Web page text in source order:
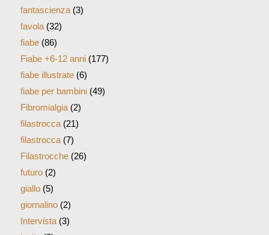
fantascienza(3)
favola(32)
fiabe(86)
Fiabe +6-12 anni(177)
fiabe illustrate(6)
fiabe per bambini(49)
Fibromialgia(2)
filastrocca(21)
filastrocca(7)
Filastrocche(26)
futuro(2)
giallo(5)
giornalino(2)
Intervista(3)